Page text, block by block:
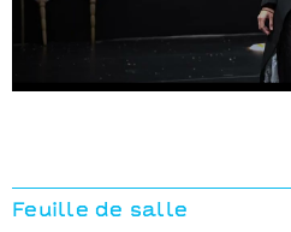
Feuille de salle